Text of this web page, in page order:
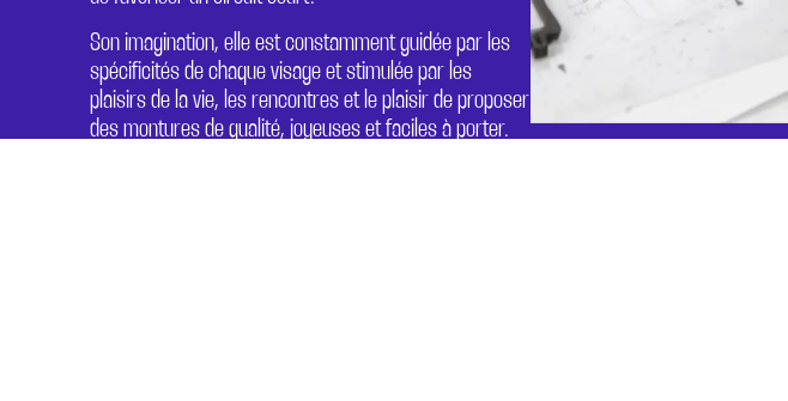
Son imagination, elle est constamment guidée par les
spécificités de chaque visage et stimulée par les
plaisirs de la vie, les rencontres et le plaisir de proposer
des montures de qualité, joyeuses et faciles à porter.